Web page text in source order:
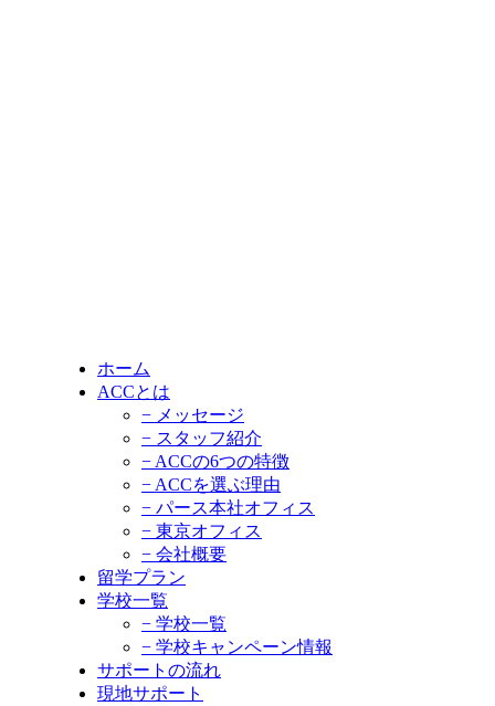
ホーム
ACCとは
− メッセージ
− スタッフ紹介
− ACCの6つの特徴
− ACCを選ぶ理由
− パース本社オフィス
− 東京オフィス
− 会社概要
留学プラン
学校一覧
− 学校一覧
− 学校キャンペーン情報
サポートの流れ
現地サポート